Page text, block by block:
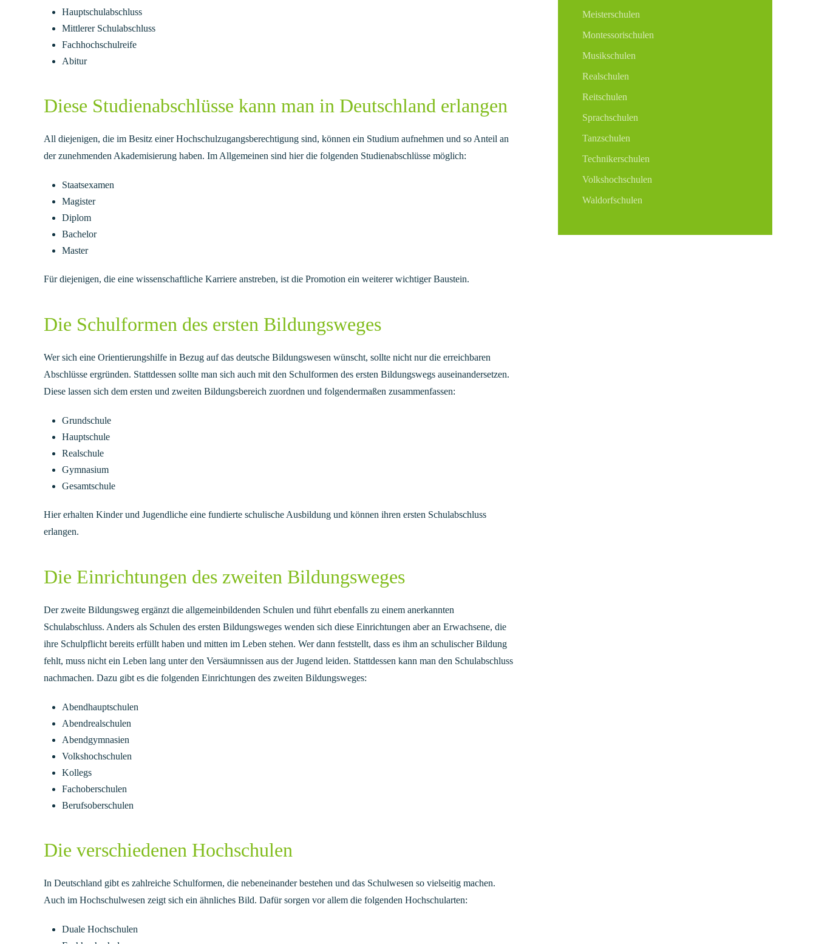
Hauptschulabschluss
Mittlerer Schulabschluss
Fachhochschulreife
Abitur
Diese Studienabschlüsse kann man in Deutschland erlangen
All diejenigen, die im Besitz einer Hochschulzugangsberechtigung sind, können ein Studium aufnehmen und so Anteil an
der zunehmenden Akademisierung haben. Im Allgemeinen sind hier die folgenden Studienabschlüsse möglich:
Staatsexamen
Magister
Diplom
Bachelor
Master
Für diejenigen, die eine wissenschaftliche Karriere anstreben, ist die Promotion ein weiterer wichtiger Baustein.
Die Schulformen des ersten Bildungsweges
Wer sich eine Orientierungshilfe in Bezug auf das deutsche Bildungswesen wünscht, sollte nicht nur die erreichbaren
Abschlüsse ergründen. Stattdessen sollte man sich auch mit den Schulformen des ersten Bildungswegs auseinandersetzen.
Diese lassen sich dem ersten und zweiten Bildungsbereich zuordnen und folgendermaßen zusammenfassen:
Grundschule
Hauptschule
Realschule
Gymnasium
Gesamtschule
Hier erhalten Kinder und Jugendliche eine fundierte schulische Ausbildung und können ihren ersten Schulabschluss
erlangen.
Die Einrichtungen des zweiten Bildungsweges
Der zweite Bildungsweg ergänzt die allgemeinbildenden Schulen und führt ebenfalls zu einem anerkannten
Schulabschluss. Anders als Schulen des ersten Bildungsweges wenden sich diese Einrichtungen aber an Erwachsene, die
ihre Schulpflicht bereits erfüllt haben und mitten im Leben stehen. Wer dann feststellt, dass es ihm an schulischer Bildung
fehlt, muss nicht ein Leben lang unter den Versäumnissen aus der Jugend leiden. Stattdessen kann man den Schulabschluss
nachmachen. Dazu gibt es die folgenden Einrichtungen des zweiten Bildungsweges:
Abendhauptschulen
Abendrealschulen
Abendgymnasien
Volkshochschulen
Kollegs
Fachoberschulen
Berufsoberschulen
Die verschiedenen Hochschulen
In Deutschland gibt es zahlreiche Schulformen, die nebeneinander bestehen und das Schulwesen so vielseitig machen.
Auch im Hochschulwesen zeigt sich ein ähnliches Bild. Dafür sorgen vor allem die folgenden Hochschularten:
Duale Hochschulen
Meisterschulen
Montessorischulen
Musikschulen
Realschulen
Reitschulen
Sprachschulen
Tanzschulen
Technikerschulen
Volkshochschulen
Waldorfschulen